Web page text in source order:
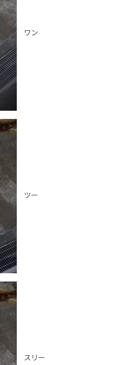
ワン
ツー
スリー